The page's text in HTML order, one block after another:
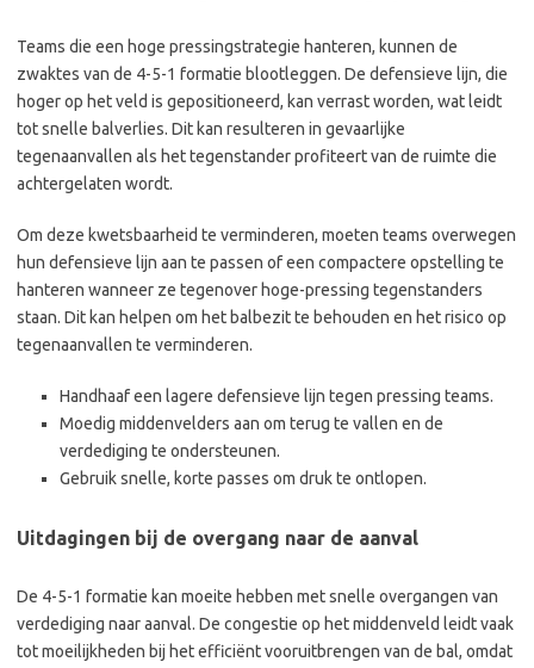
Teams die een hoge pressingstrategie hanteren, kunnen de
zwaktes van de 4-5-1 formatie blootleggen. De defensieve lijn, die
hoger op het veld is gepositioneerd, kan verrast worden, wat leidt
tot snelle balverlies. Dit kan resulteren in gevaarlijke
tegenaanvallen als het tegenstander profiteert van de ruimte die
achtergelaten wordt.
Om deze kwetsbaarheid te verminderen, moeten teams overwegen
hun defensieve lijn aan te passen of een compactere opstelling te
hanteren wanneer ze tegenover hoge-pressing tegenstanders
staan. Dit kan helpen om het balbezit te behouden en het risico op
tegenaanvallen te verminderen.
Handhaaf een lagere defensieve lijn tegen pressing teams.
Moedig middenvelders aan om terug te vallen en de
verdediging te ondersteunen.
Gebruik snelle, korte passes om druk te ontlopen.
Uitdagingen bij de overgang naar de aanval
De 4-5-1 formatie kan moeite hebben met snelle overgangen van
verdediging naar aanval. De congestie op het middenveld leidt vaak
tot moeilijkheden bij het efficiënt vooruitbrengen van de bal, omdat